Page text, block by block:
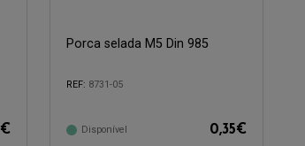
€
Porca selada M5 Din 985
REF: 8731-05
Disponível 0,35€